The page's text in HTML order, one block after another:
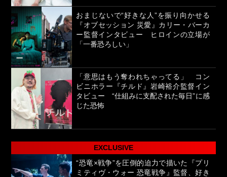
おまじないで“好きな人”を振り向かせる
『オブセッション 災愛』カリー・バーカ
ー監督インタビュー ヒロインの立場が
「一番恐ろしい」
「意思はもう奪われちゃってる」 コン
ビニホラー『チルド』岩崎裕介監督イン
タビュー “仕組みに支配された毎日”に感
じた恐怖
EXCLUSIVE
“恐竜×戦争”を圧倒的迫力で描いた『プリ
ミティヴ・ウォー 恐竜戦争』監督、好き